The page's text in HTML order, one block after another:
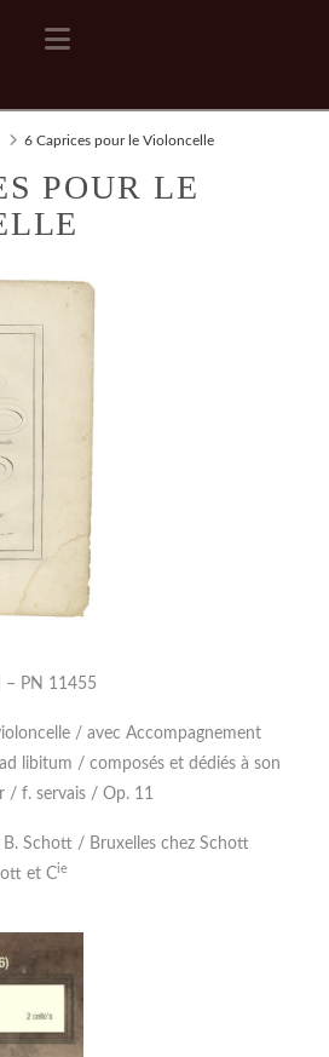
Navigation
6 Caprices pour le Violoncelle
POUR LE
– PN 11455
/ avec Accompagnement
libitum / composés et dédiés à son
/ f. servais / Op. 11
B. Schott / Bruxelles chez Schott
et Cie